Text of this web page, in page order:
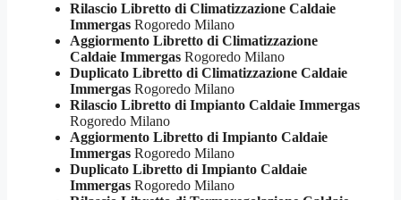
Rilascio Libretto di Climatizzazione Caldaie
Immergas Rogoredo Milano
Aggiormento Libretto di Climatizzazione
Caldaie Immergas Rogoredo Milano
Duplicato Libretto di Climatizzazione Caldaie
Immergas Rogoredo Milano
Rilascio Libretto di Impianto Caldaie Immergas
Rogoredo Milano
Aggiormento Libretto di Impianto Caldaie
Immergas Rogoredo Milano
Duplicato Libretto di Impianto Caldaie
Immergas Rogoredo Milano